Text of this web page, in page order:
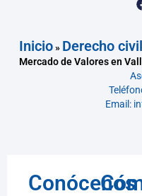
Inicio» Derecho civil
Mercado de Valores en
Email:
Conócenos